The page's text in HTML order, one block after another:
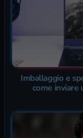
Imballaggio e
come inviare